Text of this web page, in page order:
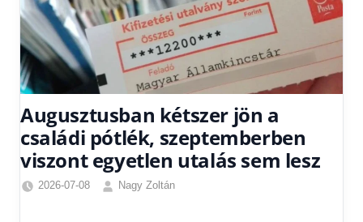
Augusztusban kétszer jön a
családi pótlék, szeptemberben
viszont egyetlen utalás sem lesz
2026-07-08
Nagy Zoltán